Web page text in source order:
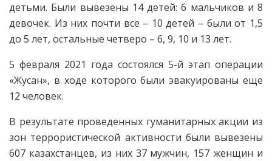
детьми. Были вывезены 14 детей: 6 мальчиков и 8
девочек. Из них почти все – 10 детей – были от 1,5
до 5 лет, остальные четверо – 6, 9, 10 и 13 лет.
5 февраля 2021 года состоялся 5-й этап операции
«Жусан», в ходе которого были эвакуированы еще
12 человек.
В результате проведенных гуманитарных акции из
зон террористической активности были вывезены
607 казахстанцев, из них 37 мужчин, 157 женщин и